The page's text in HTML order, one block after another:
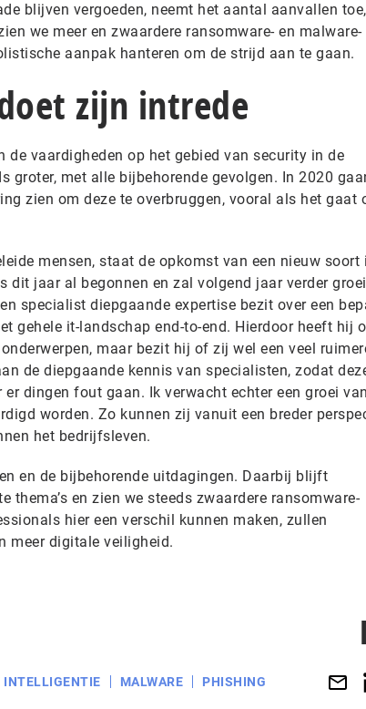
blijven vergoeden, neemt het aantal aanvallen
we meer en zwaardere ransomware- en malware-
aanpak hanteren om de strijd aan te gaan.
zijn intrede
de vaardigheden op het gebied van security in de
groter, met alle bijbehorende gevolgen. In 2020
zien om deze te overbruggen, vooral als het gaat
mensen, staat de opkomst van een nieuw soort
dit jaar al begonnen en zal volgend jaar verder
specialist diepgaande expertise bezit over een
gehele it-landschap end-to-end. Hierdoor heeft hij
maar bezit hij of zij wel een veel
de diepgaande kennis van specialisten, zodat
dingen fout gaan. Ik verwacht echter een groei
worden. Zo kunnen zij vanuit een breder
het bedrijfsleven.
en de bijbehorende uitdagingen. Daarbij blijft
thema’s en zien we steeds zwaardere ransomware-
hier een verschil kunnen maken, zullen
meer digitale veiligheid.
INTELLIGENTIE MALWARE PHISHING